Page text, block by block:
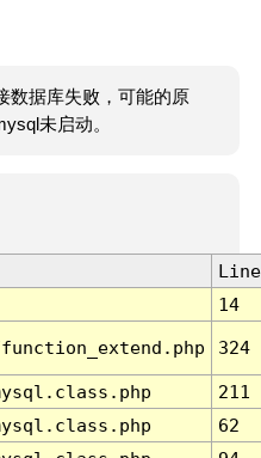
数据库失败，可能的原
未启动。
Line
14
324
211
62